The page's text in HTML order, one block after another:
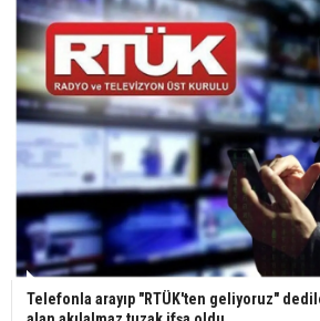
Yerli turist 229,7 milyar
yaptı
Gazze'deki Sağlık
pençesinde 2 salgın
Telefonla arayıp "RTÜK'ten geliyoruz"